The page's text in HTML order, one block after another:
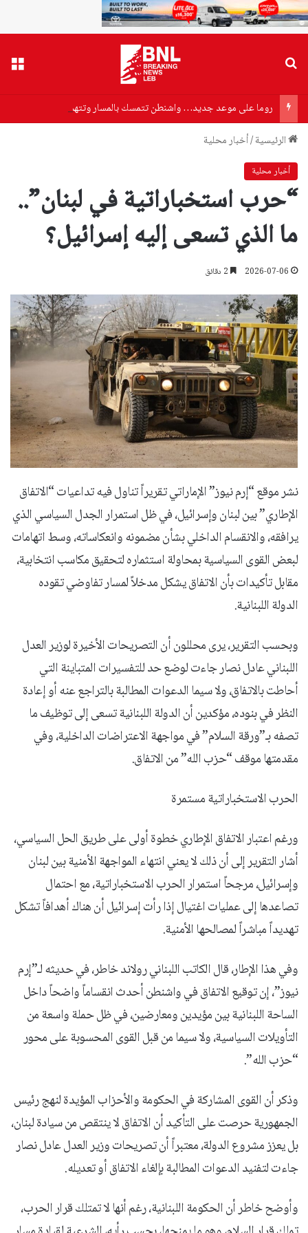
الرئيسية/أخبار محلية
أخبار محلية
“حرب استخباراتية في لبنان”..
ما الذي تسعى إليه إسرائيل؟
2026-07-06
نشر موقع “إرم نيوز” الإماراتي تقريراً تناول فيه تداعيات “الاتفاق
الإطاري” بين لبنان وإسرائيل، في ظل استمرار الجدل السياسي الذي
يرافقه، والانقسام الداخلي بشأن مضمونه وانعكاساته، وسط اتهامات
لبعض القوى السياسية بمحاولة استثماره لتحقيق مكاسب انتخابية،
مقابل تأكيدات بأن الاتفاق يشكل مدخلاً لمسار تفاوضي تقوده
الدولة اللبنانية.
وبحسب التقرير، يرى محللون أن التصريحات الأخيرة لوزير العدل
اللبناني عادل نصار جاءت لوضع حد للتفسيرات المتباينة التي
أحاطت بالاتفاق، ولا سيما الدعوات المطالبة بالتراجع عنه أو إعادة
النظر في بنوده، مؤكدين أن الدولة اللبنانية تسعى إلى توظيف ما
تصفه بـ”ورقة السلام” في مواجهة الاعتراضات الداخلية، وفي
مقدمتها موقف “حزب الله” من الاتفاق.
الحرب الاستخباراتية مستمرة
ورغم اعتبار الاتفاق الإطاري خطوة أولى على طريق الحل السياسي،
أشار التقرير إلى أن ذلك لا يعني انتهاء المواجهة الأمنية بين لبنان
وإسرائيل، مرجحاً استمرار الحرب الاستخباراتية، مع احتمال
تصاعدها إلى عمليات اغتيال إذا رأت إسرائيل أن هناك أهدافاً تشكل
تهديداً مباشراً لمصالحها الأمنية.
وفي هذا الإطار، قال الكاتب اللبناني رولاند خاطر، في حديثه لـ”إرم
نيوز”، إن توقيع الاتفاق في واشنطن أحدث انقساماً واضحاً داخل
الساحة اللبنانية بين مؤيدين ومعارضين، في ظل حملة واسعة من
التأويلات السياسية، ولا سيما من قبل القوى المحسوبة على محور
“حزب الله”.
وذكر أن القوى المشاركة في الحكومة والأحزاب المؤيدة لنهج رئيس
الجمهورية حرصت على التأكيد أن الاتفاق لا ينتقص من سيادة لبنان،
بل يعزز مشروع الدولة، معتبراً أن تصريحات وزير العدل عادل نصار
جاءت لتفنيد الدعوات المطالبة بإلغاء الاتفاق أو تعديله.
وأوضح خاطر أن الحكومة اللبنانية، رغم أنها لا تمتلك قرار الحرب،